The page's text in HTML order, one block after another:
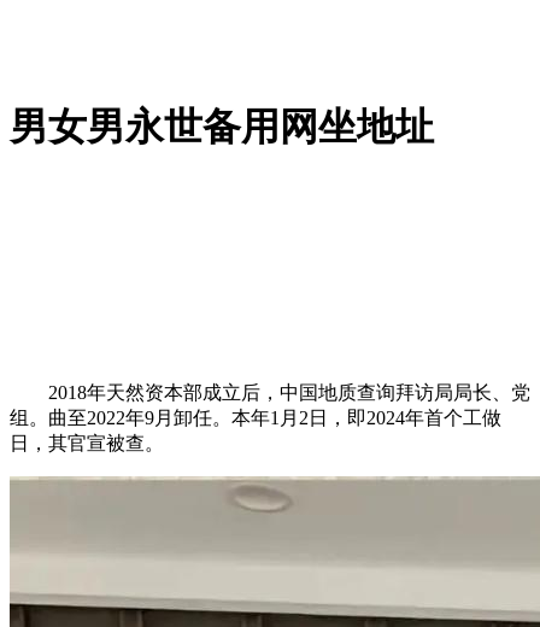
男女男永世备用网坐地址
2018年天然资本部成立后，中国地质查询拜访局局长、党
组。曲至2022年9月卸任。本年1月2日，即2024年首个工做
日，其官宣被查。